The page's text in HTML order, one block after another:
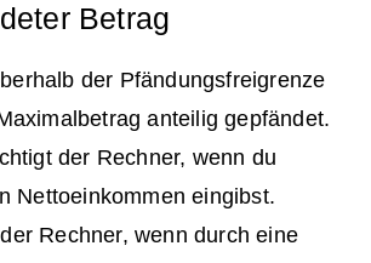
Betrag
der Pfändungsfreigrenze
anteilig gepfändet.
der Rechner, wenn du
Nettoeinkommen eingibst.
Rechner, wenn durch eine